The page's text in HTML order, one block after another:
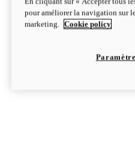
pour améliorer la navigation sur
marketing.
Cookie policy